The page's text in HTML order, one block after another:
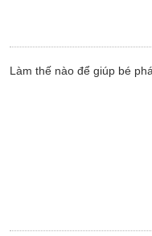
Làm thế nào để giúp bé